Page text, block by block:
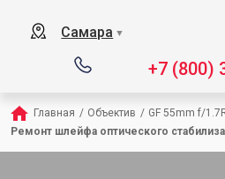
Самара ▼
+7 (800)
Главная / Объектив / GF 55mm f/
Ремонт шлейфа оптического